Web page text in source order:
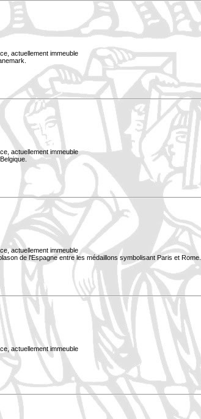
actuellement immeuble
actuellement immeuble
actuellement immeuble
de l'Espagne entre les médaillons symbolisant Paris et Rome.
actuellement immeuble